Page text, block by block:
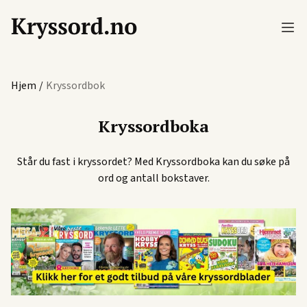
Hjem / Kryssordbok
Kryssordboka
Står du fast i kryssordet? Med Kryssordboka kan du søke på
ord og antall bokstaver.